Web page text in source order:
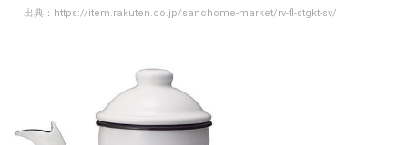
出典： https://item.rakuten.co.jp/sanchome-market/rv-fl-stgkt-sv/